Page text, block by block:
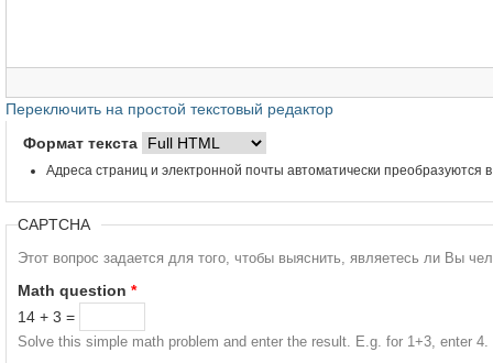
Переключить на простой текстовый редактор
Формат текста
Адреса страниц и электронной почты автоматически преобразуются
CAPTCHA
Этот вопрос задается для того, чтобы выяснить, являетесь ли Вы
Math question *
14 + 3 =
Solve this simple math problem and enter the result. E.g. for 1+3, enter 4.